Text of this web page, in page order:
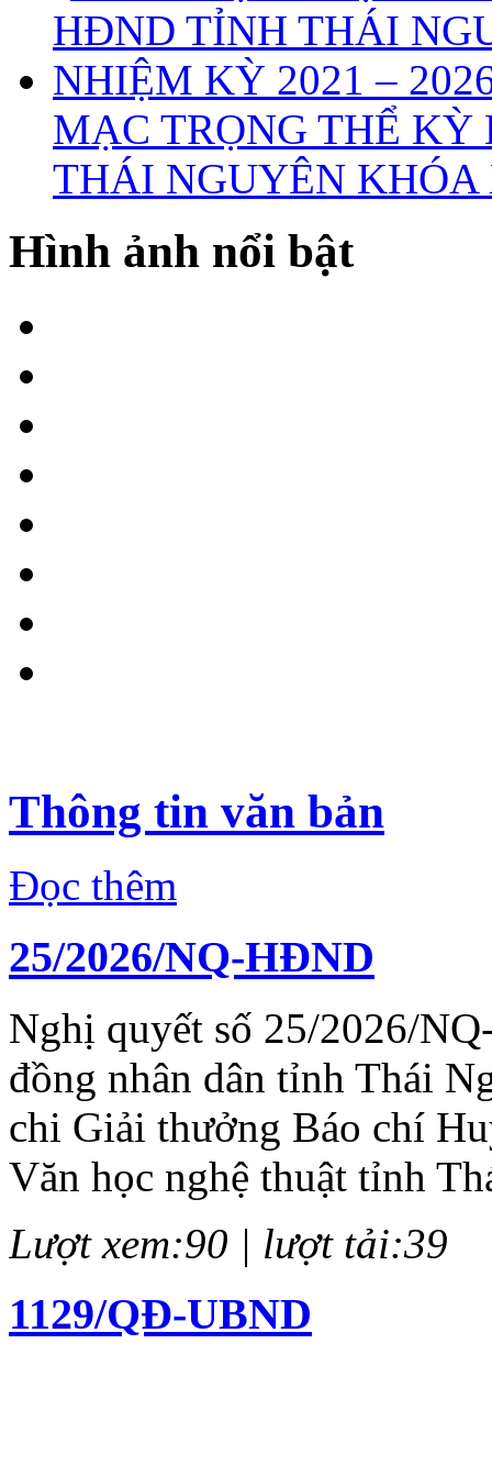
MẠC TRỌNG THỂ
THÁI NGUYÊN KHÓA
Hình ảnh nổi bật
Thông tin văn bản
Đọc thêm
25/2026/NQ-HĐND
Nghị quyết số 25/2026/
đồng nhân dân tỉnh Thái
chi Giải thưởng Báo chí
Văn học nghệ thuật tỉnh
Lượt xem:90 | lượt tải:39
1129/QĐ-UBND